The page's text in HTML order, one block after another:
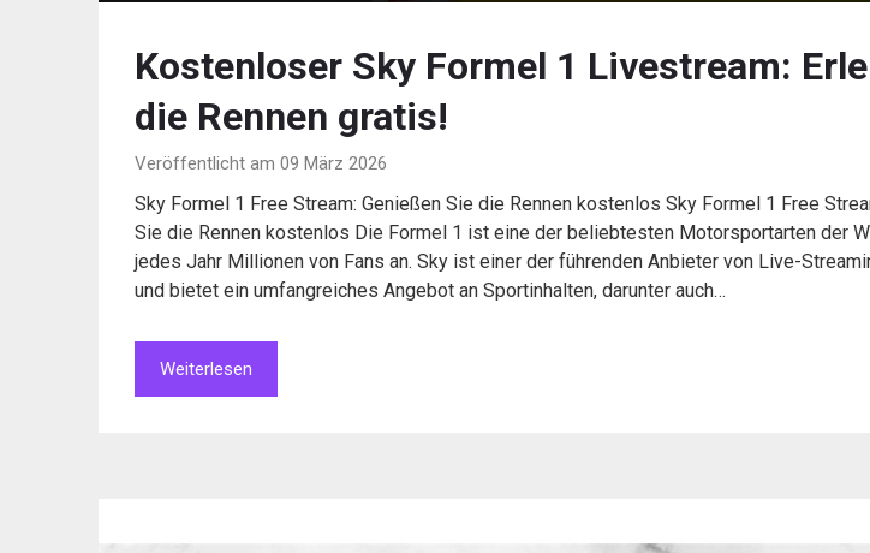
Kostenloser Sky Formel 1 Livestream:
die Rennen gratis!
Veröffentlicht am 09 März 2026
Sky Formel 1 Free Stream: Genießen Sie die Rennen kostenlos Sky Formel 1 Free
Sie die Rennen kostenlos Die Formel 1 ist eine der beliebtesten Motorsportarten der
jedes Jahr Millionen von Fans an. Sky ist einer der führenden Anbieter von Live-
und bietet ein umfangreiches Angebot an Sportinhalten, darunter auch…
Weiterlesen